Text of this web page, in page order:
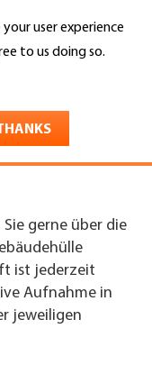
user experience
to us doing so.
Search
gerne über die
ist jederzeit
Aufnahme in
jeweiligen